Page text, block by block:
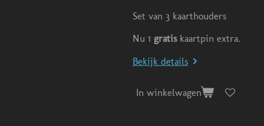
Set van 3 kaarthouders
Nu 1 gratiskaartpin extra.
Bekijk details
In winkelwagen